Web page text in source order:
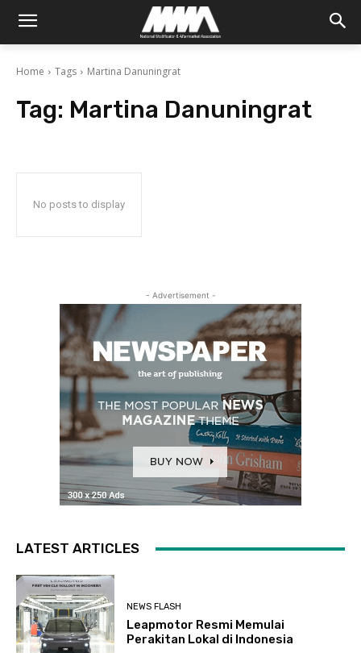
Home Tags Martina Danuningrat
Tag: Martina Danuningrat
No posts to display
- Advertisement -
LATEST ARTICLES
NEWS FLASH
Leapmotor Resmi Memulai
Perakitan Lokal di Indonesia